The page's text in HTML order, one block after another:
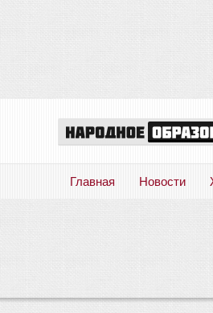
Главная Новости